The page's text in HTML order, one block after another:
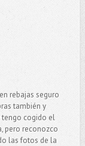
rebajas seguro
también y
tengo cogido el
pero reconozco
las fotos de la